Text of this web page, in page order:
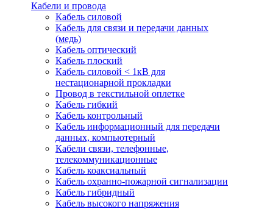
Кабели и провода
Кабель силовой
Кабель для связи и передачи данных
(медь)
Кабель оптический
Кабель плоский
Кабель силовой < 1кВ для
нестационарной прокладки
Провод в текстильной оплетке
Кабель гибкий
Кабель контрольный
Кабель информационный для передачи
данных, компьютерный
Кабели связи, телефонные,
телекоммуникационные
Кабель коаксиальный
Кабель охранно-пожарной сигнализации
Кабель гибридный
Кабель высокого напряжения